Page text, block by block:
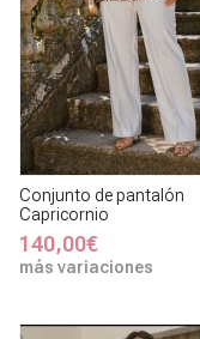
Conjunto de pantalón
Capricornio
140,00€
más variaciones